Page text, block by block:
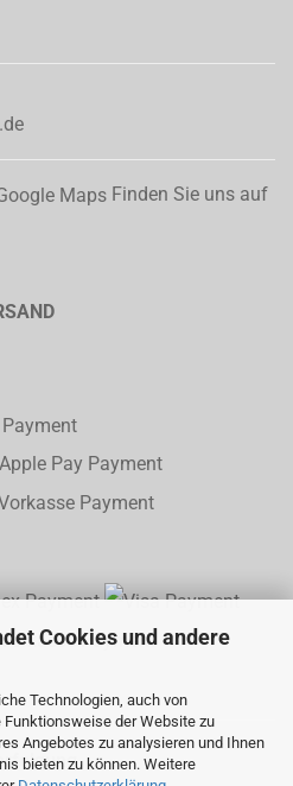
Cookies und andere
Technologien, auch von
der Website zu
Angebotes zu analysieren und Ihnen
bieten zu können. Weitere
Finden Sie uns auf